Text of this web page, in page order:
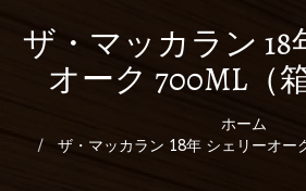
ザ・マッカラン 18
オーク 700ML（
ホーム
ザ・マッカラン 18年 シェリーオー